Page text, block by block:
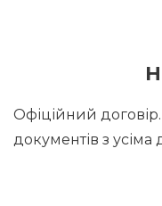
Офіційний
документів з усіма